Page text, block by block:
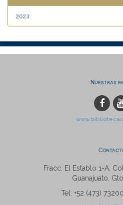
2023
Nuestras
Fracc. El Establo 1-A,
Guanajuato,
Tel: +52 (473)